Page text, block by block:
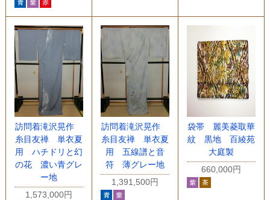
訪問着滝沢晃作
糸目友禅 単衣夏
用 ハチドリと幻
の花 濃い青グレ
ー地
1,573,000円
訪問着滝沢晃作
糸目友禅 単衣夏
用 五線譜と音
符 薄グレー地
1,391,500円
袋帯 麗美菱取華
紋 黒地 百綾苑
大庭製
660,000円